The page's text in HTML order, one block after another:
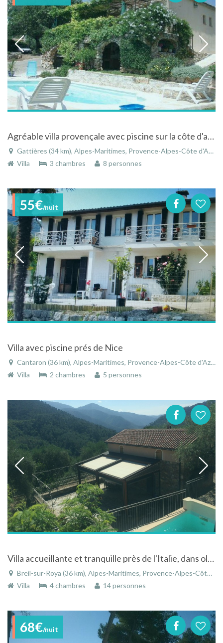
Agréable villa provençale avec piscine sur la côte d'azur à Gattières proche de Nice - Alpes-Maritimes
Gattières (34 km), Alpes-Maritimes, Provence-Alpes-Côte d'Azur, France
Villa
3 chambres 8 personnes
55€/nuit
Villa avec piscine prés de Nice
Cantaron (36 km), Alpes-Maritimes, Provence-Alpes-Côte d'Azur, France
Villa
2 chambres 5 personnes
Villa accueillante et tranquille près de l'Italie, dans oliveraie centenaire
Breil-sur-Roya (36 km), Alpes-Maritimes, Provence-Alpes-Côte d'Azur, France
Villa
4 chambres 14 personnes
68€/nuit